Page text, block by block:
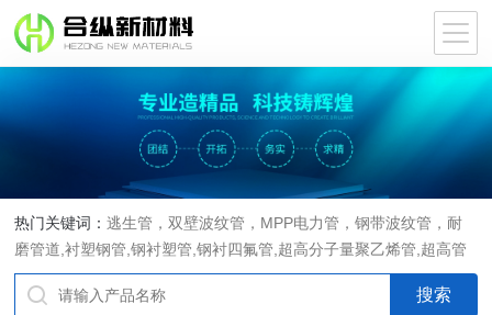
热门关键词：逃生管，双壁波纹管，MPP电力管，钢带波纹管，耐
磨管道,衬塑钢管,钢衬塑管,钢衬四氟管,超高分子量聚乙烯管,超高管